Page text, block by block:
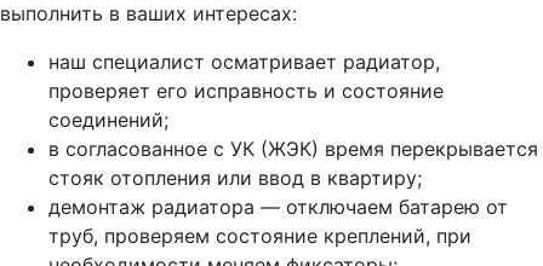
выполнить в ваших интересах:
наш специалист осматривает радиатор,
проверяет его исправность и состояние
соединений;
в согласованное с УК (ЖЭК) время перекрывается
стояк отопления или ввод в квартиру;
демонтаж радиатора — отключаем батарею от
труб, проверяем состояние креплений, при